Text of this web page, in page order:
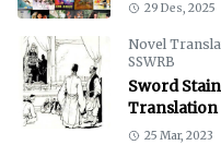
29 Des, 2025
Novel
SSWRB
Sword
Translation
25 Mar, 2023